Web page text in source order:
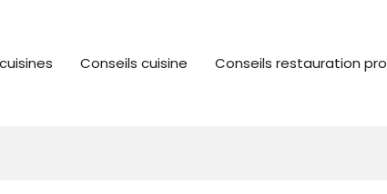
Conseils cuisine Conseils restauration pro